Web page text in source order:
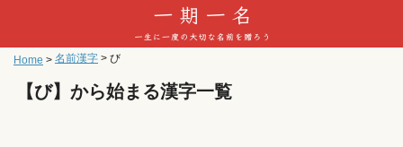
Home > 名前漢字 > び
【び】から始まる漢字一覧